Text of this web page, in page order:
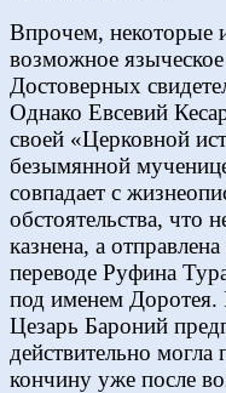
Впрочем, некоторые
возможное
Достоверных
Однако Евсевий
своей «Церковной
безымянной
совпадает с
обстоятельства, что
казнена, а
переводе Руфина
под именем
Цезарь Бароний
действительно
кончину уже после